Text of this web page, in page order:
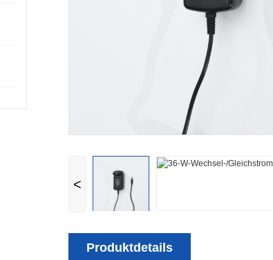
<
Produktdetails